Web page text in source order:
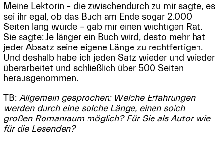
Meine Lektorin – die zwischendurch zu mir sagte, es
sei ihr egal, ob das Buch am Ende sogar 2.000
Seiten lang würde – gab mir einen wichtigen Rat.
Sie sagte: Je länger ein Buch wird, desto mehr hat
jeder Absatz seine eigene Länge zu rechtfertigen.
Und deshalb habe ich jeden Satz wieder und wieder
überarbeitet und schließlich über 500 Seiten
herausgenommen.
TB: Allgemein gesprochen: Welche Erfahrungen
werden durch eine solche Länge, einen solch
großen Romanraum möglich? Für Sie als Autor wie
für die Lesenden?